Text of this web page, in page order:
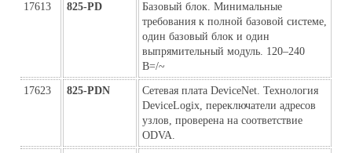
17613 825-PD
Базовый блок. Минимальные
требования к полной базовой системе,
один базовый блок и один
выпрямительный модуль. 120–240
В=/~
17623 825-PDN
Сетевая плата DeviceNet. Технология
DeviceLogix, переключатели адресов
узлов, проверена на соответствие
ODVA.